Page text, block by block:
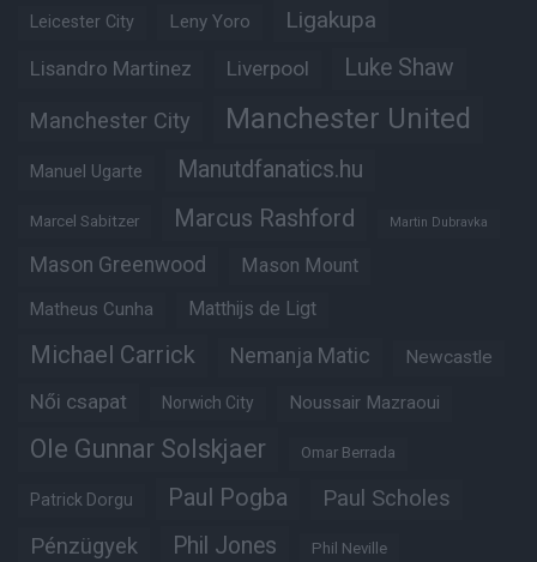
Leicester City Leny Yoro Ligakupa
Lisandro Martinez Liverpool Luke Shaw
Manchester City Manchester United
Manuel Ugarte Manutdfanatics.hu
Marcel Sabitzer Marcus Rashford Martin Dubravka
Mason Greenwood Mason Mount
Matheus Cunha Matthijs de Ligt
Michael Carrick Nemanja Matic Newcastle
Női csapat Norwich City Noussair Mazraoui
Ole Gunnar Solskjaer Omar Berrada
Patrick Dorgu Paul Pogba Paul Scholes
Pénzügyek Phil Jones Phil Neville